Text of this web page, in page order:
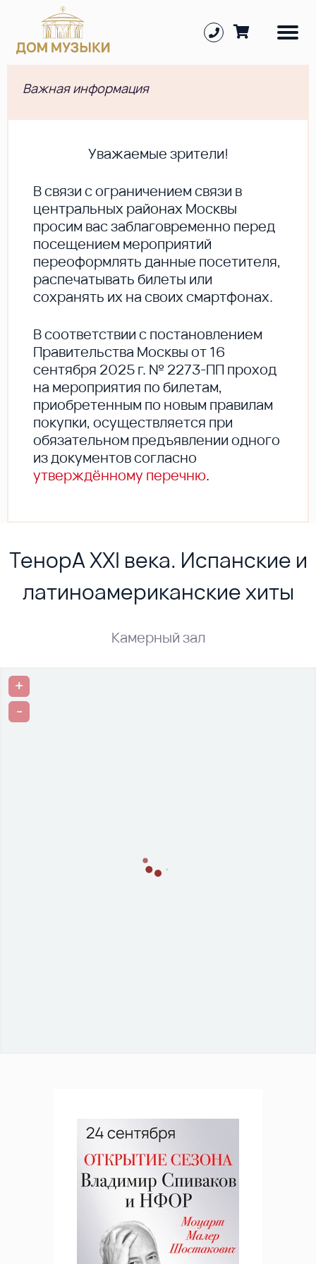
Важная информация
Уважаемые зрители!
В cвязи с ограничением связи в
центральных районах Москвы
просим вас заблаговременно перед
посещением мероприятий
переоформлять данные посетителя,
распечатывать билеты или
сохранять их на своих смартфонах.
В соответствии с постановлением
Правительства Москвы от 16
сентября 2025 г. № 2273-ПП проход
на мероприятия по билетам,
приобретенным по новым правилам
покупки, осуществляется при
обязательном предъявлении одного
из документов согласно
утверждённому перечню.
ТенорА XXI века. Испанские и
латиноамериканские хиты
Камерный зал
+
-